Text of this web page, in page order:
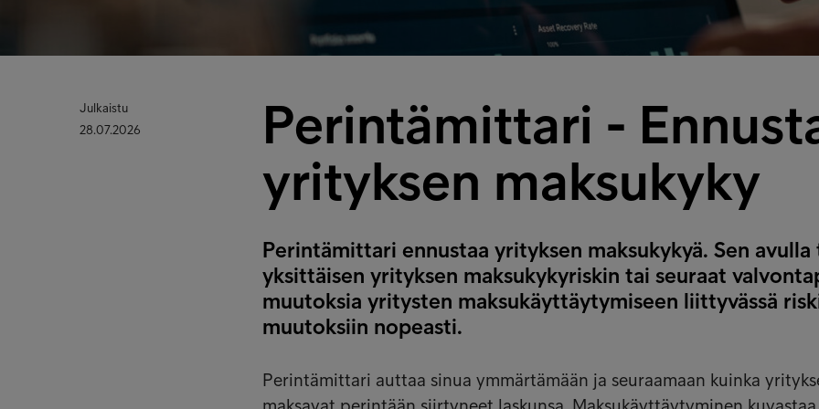
Julkaistu
28.07.2026
Perintämittari -
yrityksen maksukyky
Perintämittari ennustaa yrityksen maksukykyä. Sen
yksittäisen yrityksen maksukykyriskin tai seuraat
muutoksia yritysten maksukäyttäytymiseen liittyvässä
muutoksiin nopeasti.
Perintämittari auttaa sinua ymmärtämään ja seuraamaan kuinka